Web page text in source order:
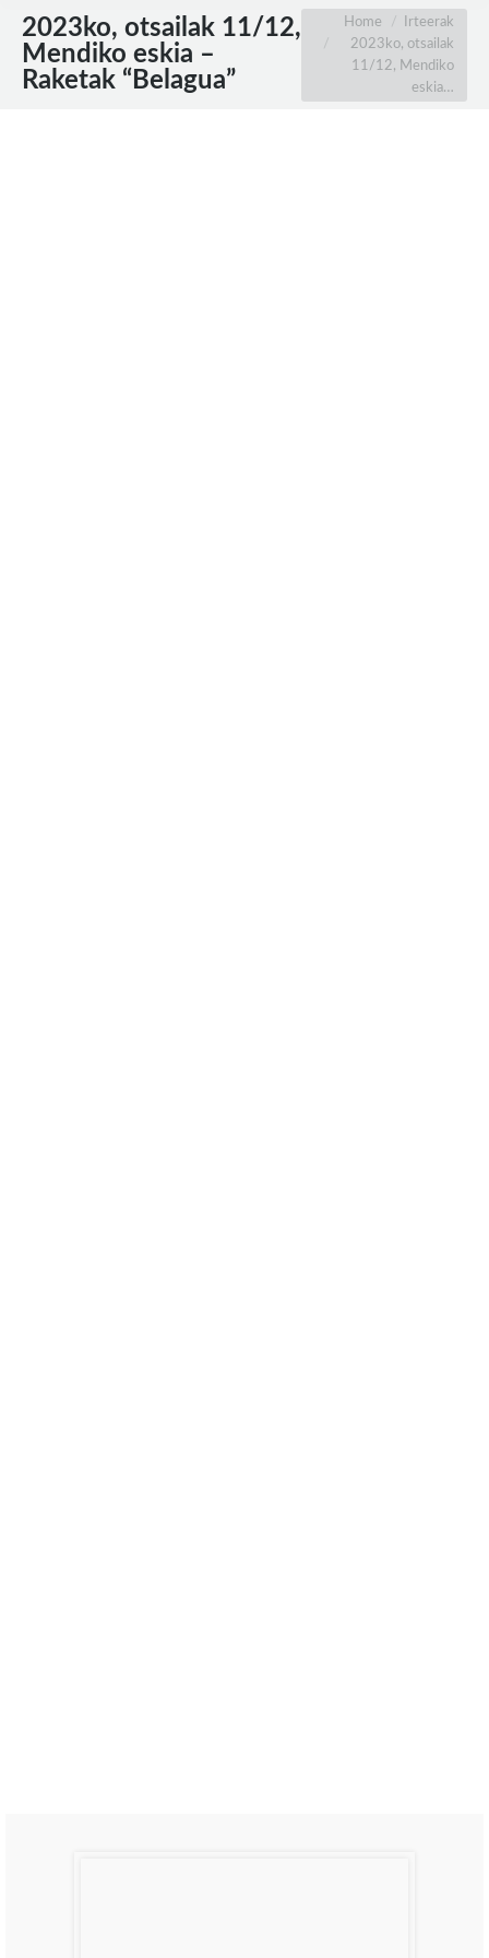
2023ko, otsailak 11/12,
Mendiko eskia –
Raketak “Belagua”
You are here:
Home
Irteerak
2023ko, otsailak
11/12, Mendiko
eskia…